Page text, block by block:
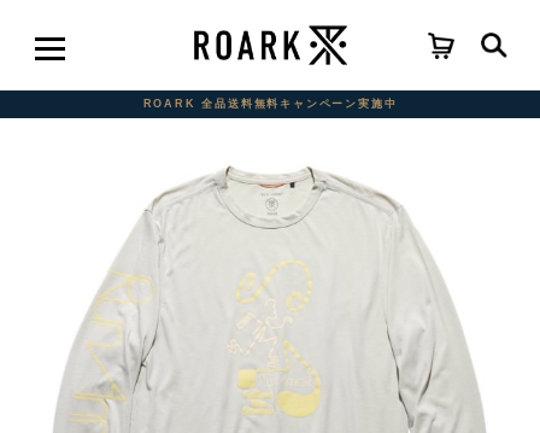
ROARK 全品送料無料キャンペーン実施中